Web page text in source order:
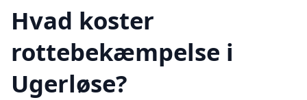
Hvad koster
rottebekæmpelse i
Ugerløse?